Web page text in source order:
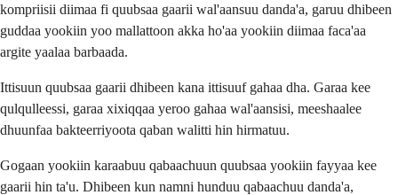
kompriisii diimaa fi quubsaa gaarii wal'aansuu danda'a, garuu dhibeen
guddaa yookiin yoo mallattoon akka ho'aa yookiin diimaa faca'aa
argite yaalaa barbaada.
Ittisuun quubsaa gaarii dhibeen kana ittisuuf gahaa dha. Garaa kee
qulqulleessi, garaa xixiqqaa yeroo gahaa wal'aansisi, meeshaalee
dhuunfaa bakteerriyoota qaban walitti hin hirmatuu.
Gogaan yookiin karaabuu qabaachuun quubsaa yookiin fayyaa kee
gaarii hin ta'u. Dhibeen kun namni hunduu qabaachuu danda'a,